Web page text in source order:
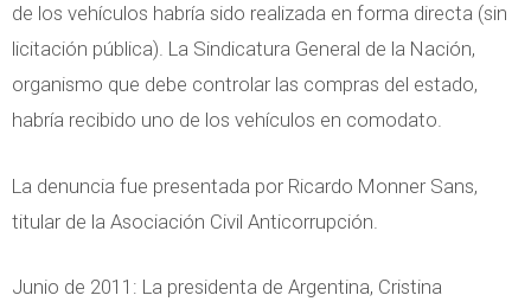
de los vehículos habría sido realizada en forma directa (sin
licitación pública). La Sindicatura General de la Nación,
organismo que debe controlar las compras del estado,
habría recibido uno de los vehículos en comodato.
La denuncia fue presentada por Ricardo Monner Sans,
titular de la Asociación Civil Anticorrupción.
Junio de 2011: La presidenta de Argentina, Cristina